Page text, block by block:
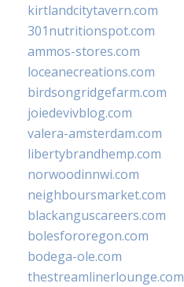
kirtlandcitytavern.com
301nutritionspot.com
ammos-stores.com
loceanecreations.com
birdsongridgefarm.com
joiedevivblog.com
valera-amsterdam.com
libertybrandhemp.com
norwoodinnwi.com
neighboursmarket.com
blackanguscareers.com
bolesfororegon.com
bodega-ole.com
thestreamlinerlounge.com